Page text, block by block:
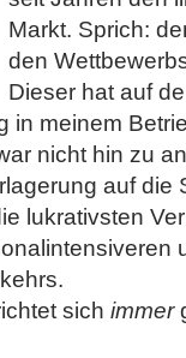
Markt. Sprich:
den
Dieser hat auf
in meinem
nicht hin zu
auf die
lukrativsten
sich immer